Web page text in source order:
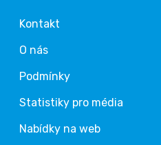
Kontakt
O nás
Podmínky
Statistiky pro média
Nabídky na web